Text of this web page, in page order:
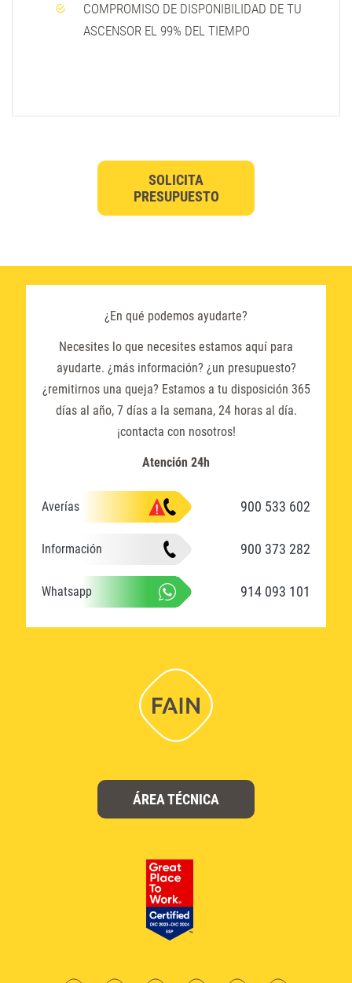
COMPROMISO DE DISPONIBILIDAD DE TU
ASCENSOR EL 99% DEL TIEMPO
SOLICITA
PRESUPUESTO
¿En qué podemos ayudarte?
Necesites lo que necesites estamos aquí para
ayudarte. ¿más información? ¿un presupuesto?
¿remitirnos una queja? Estamos a tu disposición 365
días al año, 7 días a la semana, 24 horas al día.
¡contacta con nosotros!
Atención 24h
Averías 900 533 602
Información 900 373 282
Whatsapp 914 093 101
ÁREA TÉCNICA